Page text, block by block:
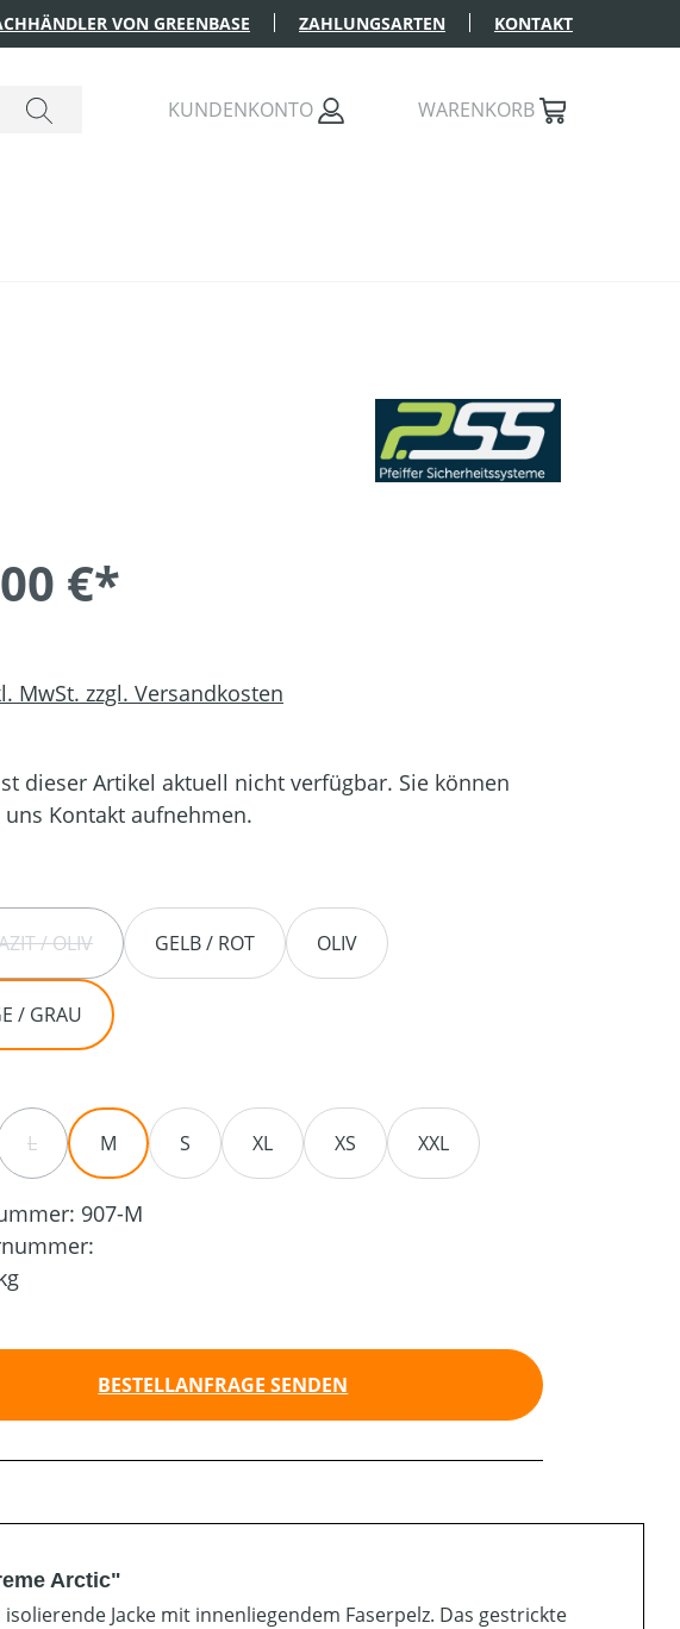
VON GREENBASE ZAHLUNGSARTEN KONTAKT
KUNDENKONTO WARENKORB
€*
MwSt. zzgl. Versandkosten
dieser Artikel aktuell nicht verfügbar. Sie können
Kontakt aufnehmen.
/ OLIV
(DIESE OPTION IST ZURZEIT NICHT VERFÜGBAR.)
GELB / ROT OLIV
/ GRAU
L(DIESE OPTION IST ZURZEIT NICHT VERFÜGBAR.)
M S XL XS XXL
907-M
BESTELLANFRAGE SENDEN
Arctic"
Jacke mit innenliegendem Faserpelz. Das gestrickte